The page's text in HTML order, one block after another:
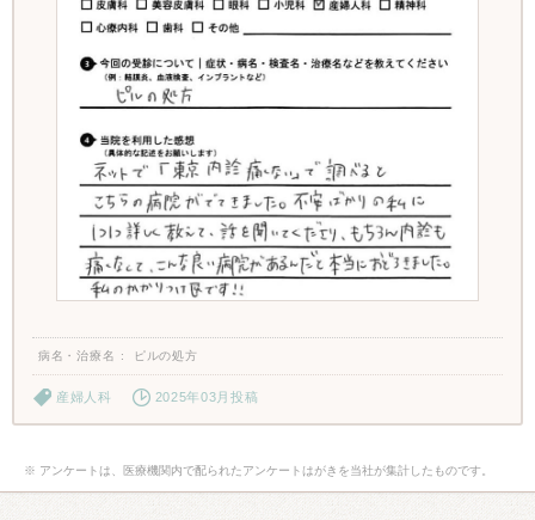
病名・治療名 ピルの処方
産婦人科 2025年03月投稿
※ アンケートは、医療機関内で配られたアンケートはがきを当社が集計したものです。